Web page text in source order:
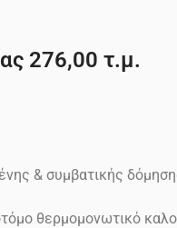
276,00 τ.μ.
& συμβατικής
θερμομονωτικό